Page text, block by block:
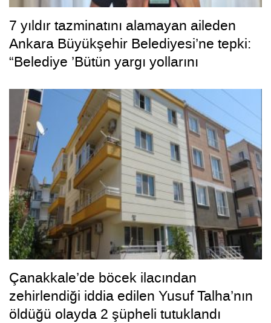
7 yıldır tazminatını alamayan aileden
Ankara Büyükşehir Belediyesi’ne tepki:
“Belediye ’Bütün yargı yollarını
Çanakkale’de böcek ilacından
zehirlendiği iddia edilen Yusuf Talha’nın
öldüğü olayda 2 şüpheli tutuklandı